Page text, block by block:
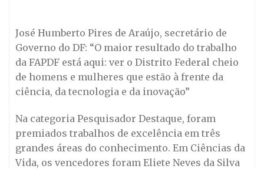
José Humberto Pires de Araújo, secretário de
Governo do DF: “O maior resultado do trabalho
da FAPDF está aqui: ver o Distrito Federal cheio
de homens e mulheres que estão à frente da
ciência, da tecnologia e da inovação”
Na categoria Pesquisador Destaque, foram
premiados trabalhos de excelência em três
grandes áreas do conhecimento. Em Ciências da
Vida, os vencedores foram Eliete Neves da Silva